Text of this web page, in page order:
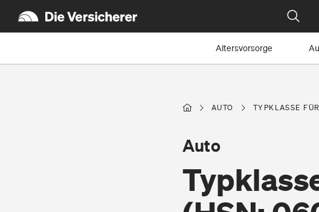
Altersvorsorge
AUTO TYPKLASSE
Auto